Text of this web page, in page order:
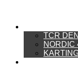
TCR
NORDIC